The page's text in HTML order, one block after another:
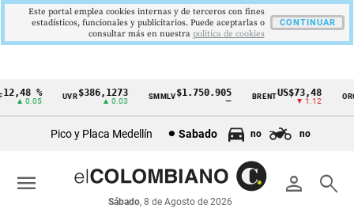
Cintillo
económicos
Colombia
%
▲ 0.05
UVR$386,1273
▲ 0.03
SMMLV$1.750.905 BRENTUS$73,48
▼ 1.12
ORO
Pico y Placa Medellín Sabado no no
person search
Sábado, 8 de Agosto de 2026
menu
Este portal emplea cookies internas y de terceros con fines
estadísticos, funcionales y publicitarios. Puede aceptarlas o
consultar más en nuestra politica de cookies
CONTINUAR